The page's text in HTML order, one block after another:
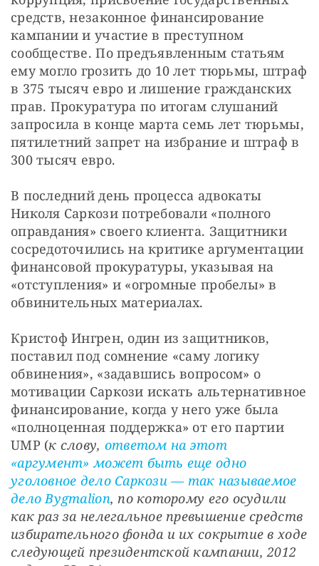
средств, незаконное финансирование
кампании и участие в преступном
сообществе. По предъявленным статьям
ему могло грозить до 10 лет тюрьмы, штраф
в 375 тысяч евро и лишение гражданских
прав. Прокуратура по итогам слушаний
запросила в конце марта семь лет тюрьмы,
пятилетний запрет на избрание и штраф в
300 тысяч евро.
В последний день процесса адвокаты
Николя Саркози потребовали «полного
оправдания» своего клиента. Защитники
сосредоточились на критике аргументации
финансовой прокуратуры, указывая на
«отступления» и «огромные пробелы» в
обвинительных материалах.
Кристоф Ингрен, один из защитников,
поставил под сомнение «саму логику
обвинения», «задавшись вопросом» о
мотивации Саркози искать альтернативное
финансирование, когда у него уже была
«полноценная поддержка» от его партии
UMP (к слову, ответом на этот
«аргумент» может быть еще одно
уголовное дело Саркози — так называемое
дело Bygmalion, по которому его осудили
как раз за нелегальное превышение средств
избирательного фонда и их сокрытие в ходе
следующей президентской кампании, 2012